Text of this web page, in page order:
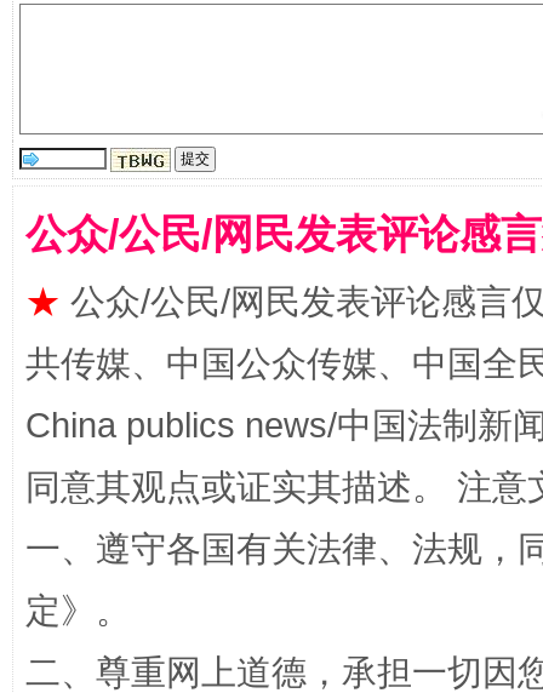
揭批美国五大"原罪" "炒
公众/公民/网民发表评论感
★ 公众/公民/网民发表评论感言
共传媒、中国公众传媒、中国全
China publics news/中国法制新
同意其观点或证实其描述。 注
一、遵守各国有关法律、法规，
定》。
二、尊重网上道德，承担一切因